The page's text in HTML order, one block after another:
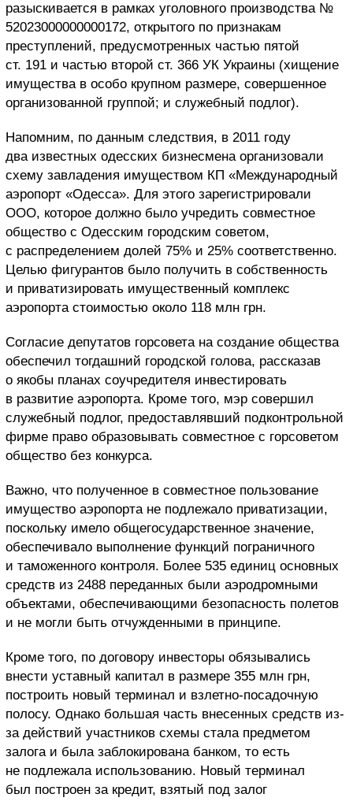
разыскивается в рамках уголовного производства №
52023000000000172, открытого по признакам
преступлений, предусмотренных частью пятой
ст. 191 и частью второй ст. 366 УК Украины (хищение
имущества в особо крупном размере, совершенное
организованной группой; и служебный подлог).
Напомним, по данным следствия, в 2011 году
два известных одесских бизнесмена организовали
схему завладения имуществом КП «Международный
аэропорт «Одесса». Для этого зарегистрировали
ООО, которое должно было учредить совместное
общество с Одесским городским советом,
с распределением долей 75% и 25% соответственно.
Целью фигурантов было получить в собственность
и приватизировать имущественный комплекс
аэропорта стоимостью около 118 млн грн.
Согласие депутатов горсовета на создание общества
обеспечил тогдашний городской голова, рассказав
о якобы планах соучредителя инвестировать
в развитие аэропорта. Кроме того, мэр совершил
служебный подлог, предоставлявший подконтрольной
фирме право образовывать совместное с горсоветом
общество без конкурса.
Важно, что полученное в совместное пользование
имущество аэропорта не подлежало приватизации,
поскольку имело общегосударственное значение,
обеспечивало выполнение функций пограничного
и таможенного контроля. Более 535 единиц основных
средств из 2488 переданных были аэродромными
объектами, обеспечивающими безопасность полетов
и не могли быть отчужденными в принципе.
Кроме того, по договору инвесторы обязывались
внести уставный капитал в размере 355 млн грн,
построить новый терминал и взлетно-посадочную
полосу. Однако большая часть внесенных средств из-
за действий участников схемы стала предметом
залога и была заблокирована банком, то есть
не подлежала использованию. Новый терминал
был построен за кредит, взятый под залог